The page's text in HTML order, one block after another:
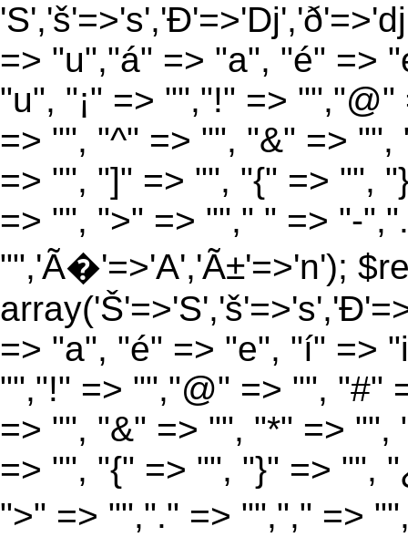
=> "u","á" => "a", "é" =>
"u", "¡" => "","!" =>
=> "", "^" => "", "&" =>
=> "", "]" => "", "{" => "",
=> "", ">" => ""," " => "-
"",'Ã�'=>'A','Ã±'=>'n');
=> "a", "é" => "e", "í" =>
"","!" => "","@" => "", "#"
=> "", "&" => "", "*" =>
=> "", "{" => "", "}" => "",
">" => "","." => "","," =>